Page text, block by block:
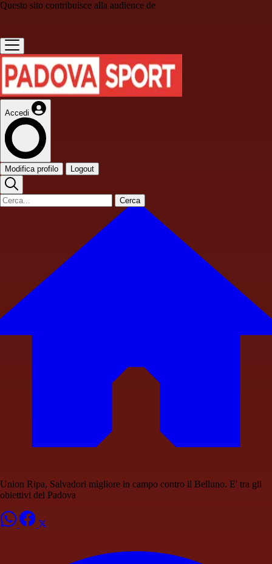
Questo sito contribuisce alla audience de
Accedi
Modifica profilo Logout
Cerca
Union Ripa, Salvadori migliore in campo contro il Belluno. E' tra gli
obiettivi del Padova